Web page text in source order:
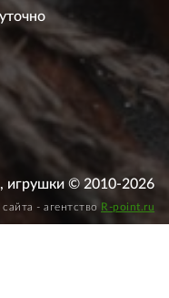
игрушки © 2010-2026
- агентство R-point.ru